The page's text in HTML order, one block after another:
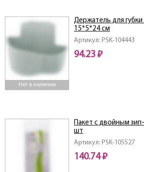
Нет в наличии
Артикул: PSK-104443
Держатель для губки
15*5*24 см
94.23 ₽
Артикул: PSK-105527
Пакет с двойным
шт
140.74 ₽